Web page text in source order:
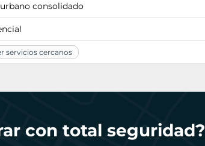
consolidado
servicios cercanos
con total seguridad?